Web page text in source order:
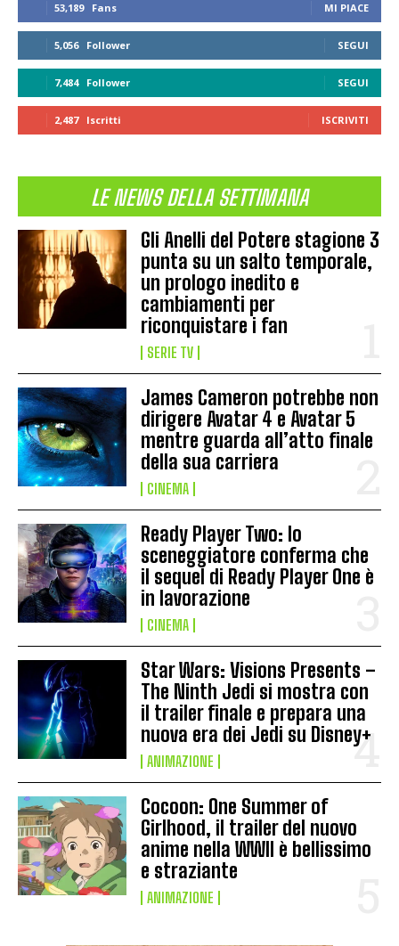
53,189 Fans MI PIACE
5,056 Follower SEGUI
7,484 Follower SEGUI
2,487 Iscritti ISCRIVITI
LE NEWS DELLA SETTIMANA
Gli Anelli del Potere stagione 3
punta su un salto temporale,
un prologo inedito e
cambiamenti per
riconquistare i fan
SERIE TV
James Cameron potrebbe non
dirigere Avatar 4 e Avatar 5
mentre guarda all’atto finale
della sua carriera
CINEMA
Ready Player Two: lo
sceneggiatore conferma che
il sequel di Ready Player One è
in lavorazione
CINEMA
Star Wars: Visions Presents –
The Ninth Jedi si mostra con
il trailer finale e prepara una
nuova era dei Jedi su Disney+
ANIMAZIONE
Cocoon: One Summer of
Girlhood, il trailer del nuovo
anime nella WWII è bellissimo
e straziante
ANIMAZIONE